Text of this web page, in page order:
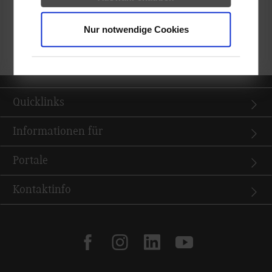
Nur notwendige Cookies
sowie die Bereiche Forschung, Innovation und Transfer.
Wir gratulieren Ramona Lucy Henle herzlich zu diesem Erfolg.
Quicklinks
Informationen für
Portale
Kontaktinfo
facebookinstagramlinkedinyoutube